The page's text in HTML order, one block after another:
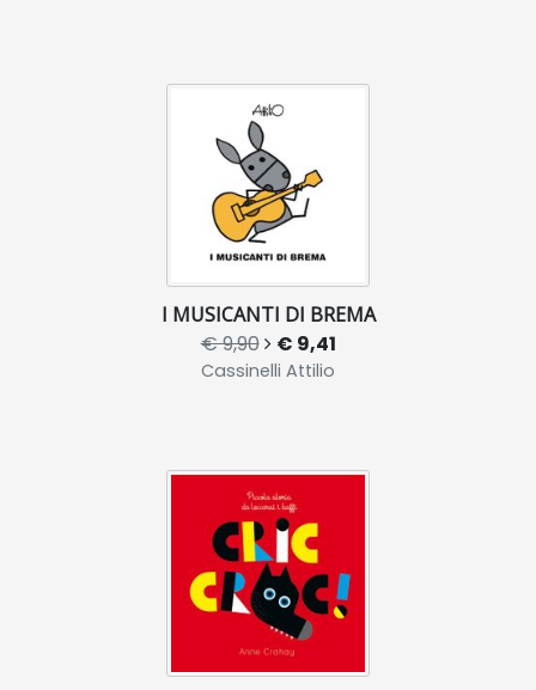
I MUSICANTI DI BREMA
€ 9,90 € 9,41
Cassinelli Attilio